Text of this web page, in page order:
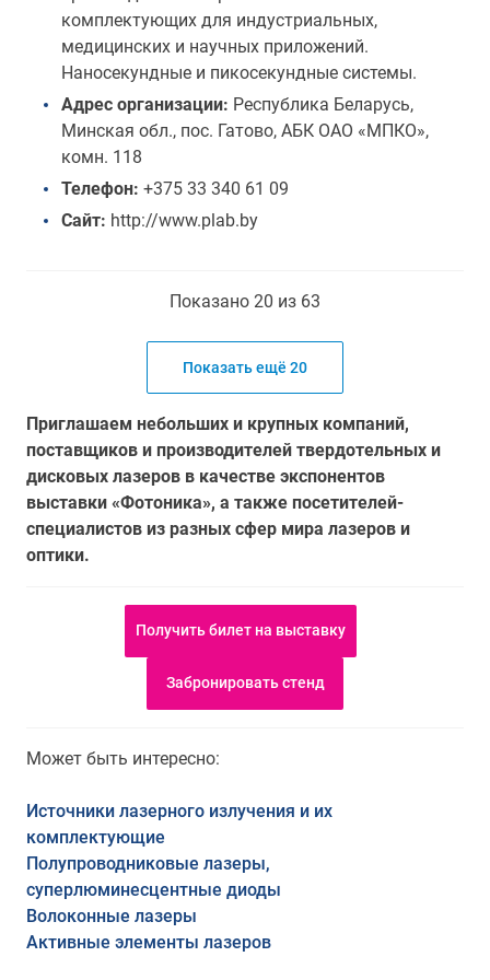
комплектующих для индустриальных,
медицинских и научных приложений.
Наносекундные и пикосекундные системы.
Адрес организации: Республика Беларусь,
Минская обл., пос. Гатово, АБК ОАО «МПКО»,
комн. 118
Телефон: +375 33 340 61 09
Сайт: http://www.plab.by
Показано 20 из 63
Показать ещё 20
Приглашаем небольших и крупных компаний,
поставщиков и производителей твердотельных и
дисковых лазеров в качестве экспонентов
выставки «Фотоника», а также посетителей-
специалистов из разных сфер мира лазеров и
оптики.
Получить билет на выставку
Забронировать стенд
Может быть интересно:
Источники лазерного излучения и их
комплектующие
Полупроводниковые лазеры,
суперлюминесцентные диоды
Волоконные лазеры
Активные элементы лазеров